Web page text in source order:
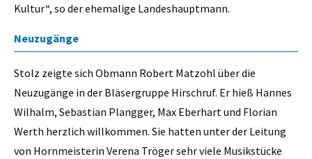
Kultur“, so der ehemalige Landeshauptmann.
Neuzugänge
Stolz zeigte sich Obmann Robert Matzohl über die
Neuzugänge in der Bläsergruppe Hirschruf. Er hieß Hannes
Wilhalm, Sebastian Plangger, Max Eberhart und Florian
Werth herzlich willkommen. Sie hatten unter der Leitung
von Hornmeisterin Verena Tröger sehr viele Musikstücke